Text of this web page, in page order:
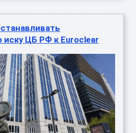
иску ЦБ РФ к Euroclear